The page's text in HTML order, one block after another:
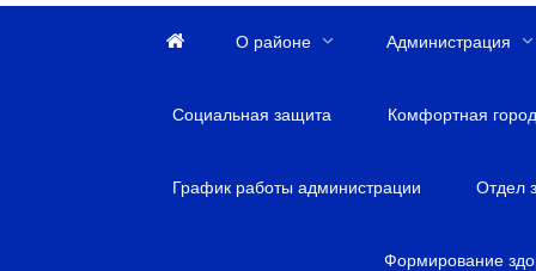
а
н
О районе Администрация
Социальная защита Комфортная
График работы администрации Отдел
Формирование